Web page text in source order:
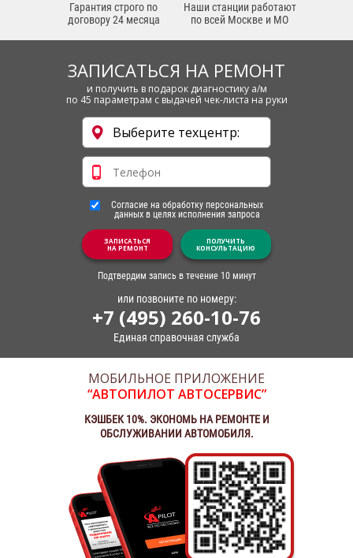
Гарантия строго по
договору 24 месяца
Наши станции работают
по всей Москве и МО
ЗАПИСАТЬСЯ НА РЕМОНТ
и получить в подарок диагностику а/м
по 45 параметрам с выдачей чек-листа на руки
Согласие на обработку персональных
данных в целях исполнения запроса
ЗАПИСАТЬСЯ
НА РЕМОНТ
ПОЛУЧИТЬ
КОНСУЛЬТАЦИЮ
Подтвердим запись в течение 10 минут
или позвоните по номеру:
+7 (495) 260-10-76
Единая справочная служба
МОБИЛЬНОЕ ПРИЛОЖЕНИЕ
“АВТОПИЛОТ АВТОСЕРВИС”
КЭШБЕК 10%. ЭКОНОМЬ НА РЕМОНТЕ И
ОБСЛУЖИВАНИИ АВТОМОБИЛЯ.